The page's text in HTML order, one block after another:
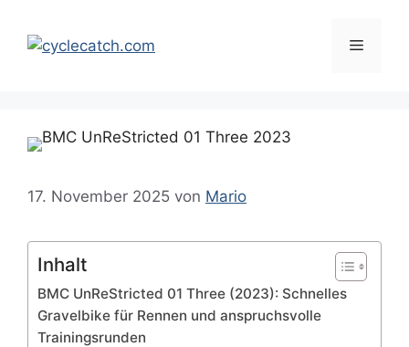
Inhalt
springen
Menü
17. November 2025 von Mario
Inhalt
BMC UnReStricted 01 Three (2023): Schnelles
Gravelbike für Rennen und anspruchsvolle
Trainingsrunden